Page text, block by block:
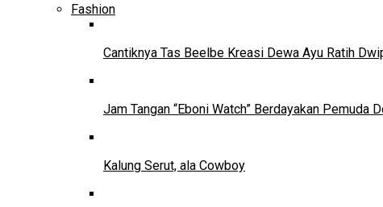
Fashion
Cantiknya Tas Beelbe Kreasi Dewa Ayu Ratih
Jam Tangan “Eboni Watch” Berdayakan Pemuda
Kalung Serut, ala Cowboy